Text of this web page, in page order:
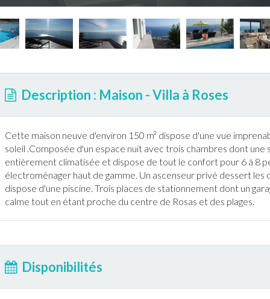
Description : Maison - Villa à Roses
Cette maison neuve d'environ 150 m² dispose d'une vue
soleil .Composée d'un espace nuit avec trois chambres dont
entièrement climatisée et dispose de tout le confort pour 6 à 8
électroménager haut de gamme. Un ascenseur privé dessert
dispose d'une piscine. Trois places de stationnement dont un
calme tout en étant proche du centre de Rosas et des plages.
Disponibilités